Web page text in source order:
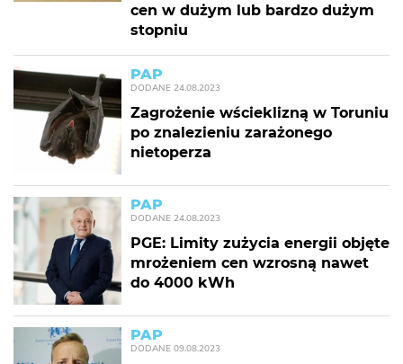
cen w dużym lub bardzo dużym
stopniu
PAP
DODANE 24.08.2023
Zagrożenie wścieklizną w Toruniu
po znalezieniu zarażonego
nietoperza
PAP
DODANE 24.08.2023
PGE: Limity zużycia energii objęte
mrożeniem cen wzrosną nawet
do 4000 kWh
PAP
DODANE 09.08.2023